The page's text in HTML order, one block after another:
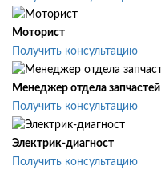
Моторист
Получить консультацию
Менеджер отдела запчастей
Получить консультацию
Электрик-диагност
Получить консультацию